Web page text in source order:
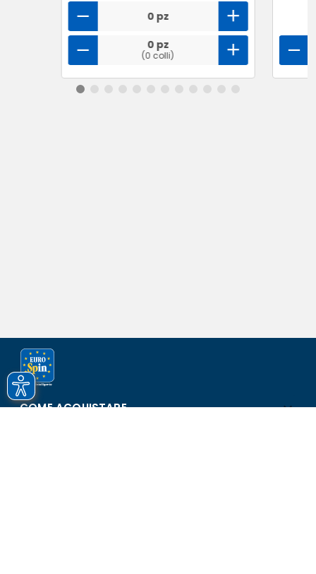
0 pz
0 pz
(0 colli)
COME ACQUISTARE